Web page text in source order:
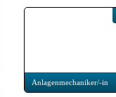
Anlagenmechaniker/-in